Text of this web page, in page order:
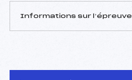
Informations sur l’épreuve
D.T Adjoint :